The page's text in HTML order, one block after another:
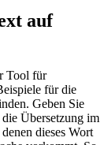
auf
Tool für
für die
Geben Sie
Übersetzung im
dieses Wort